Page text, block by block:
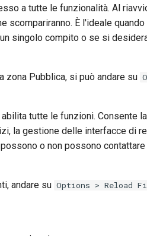
a tutte le funzionalità. Al
scompariranno. È l'ideale
singolo compito o se si
zona Pubblica, si può andare su
tutte le funzioni. Consente
la gestione delle interfacce di
o non possono
andare su Options > Reload